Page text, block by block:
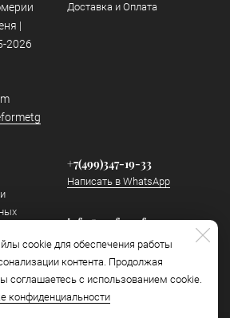
cookie для обеспечения работы
контента. Продолжая
соглашаетесь с использованием cookie.
конфиденциальности
|
2026
Доставка и Оплата
+7(499)347-19-33
Написать в WhatsApp
info@perfumeforme.ru
Написать в Telegram
Наш канал в Telegram
https://t.me/perfumeformetg